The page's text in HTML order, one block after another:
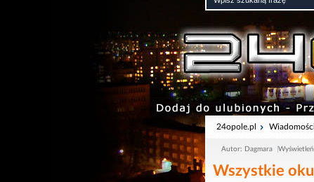
24opole.pl Wiadomości
Autor: Dagmara
Wszystkie